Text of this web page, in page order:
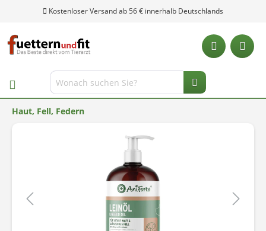
Kostenloser Versand ab 56 € innerhalb Deutschlands
Haut, Fell, Federn